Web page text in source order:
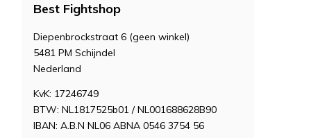
Best Fightshop
Diepenbrockstraat 6 (geen winkel)
5481 PM Schijndel
Nederland
KvK: 17246749
BTW: NL1817525b01 / NL001688628B90
IBAN: A.B.N NL06 ABNA 0546 3754 56